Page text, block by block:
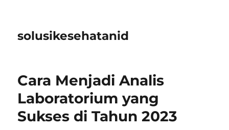
solusikesehatanid
Cara Menjadi Analis
Laboratorium yang
Sukses di Tahun 2023